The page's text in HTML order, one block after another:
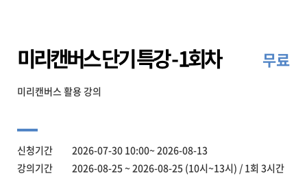
미리캔버스 단기 특강 - 1회차 무료
미리캔버스 활용 강의
신청기간 2026-07-30 10:00~ 2026-08-13
강의기간 2026-08-25 ~ 2026-08-25 (10시~13시) / 1회 3시간